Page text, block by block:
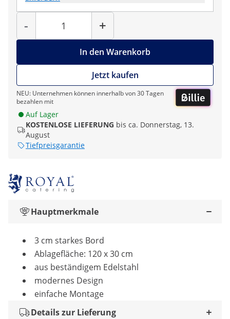
-
Menge
+
In den Warenkorb
Jetzt kaufen
NEU: Unternehmen können innerhalb von 30 Tagen
bezahlen mit
Auf Lager
KOSTENLOSE LIEFERUNG bis ca. Donnerstag, 13.
August
Tiefpreisgarantie
Hauptmerkmale
3 cm starkes Bord
Ablagefläche: 120 x 30 cm
aus beständigem Edelstahl
modernes Design
einfache Montage
Details zur Lieferung